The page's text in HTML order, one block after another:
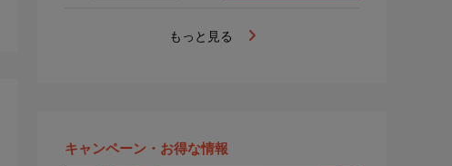
もっと見る
キャンペーン・お得な情報